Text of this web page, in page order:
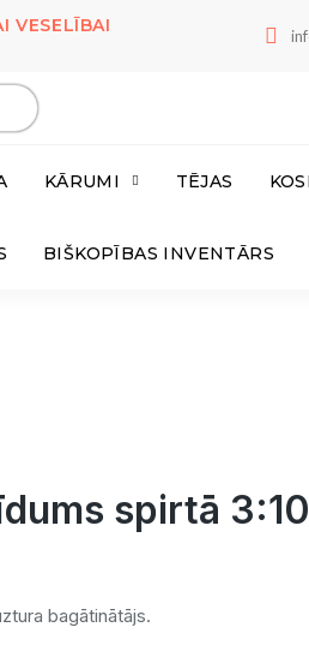
VESELĪBAI
KĀRUMI TĒJAS
BIŠKOPĪBAS INVENTĀRS
spirtā
bagātinātājs.